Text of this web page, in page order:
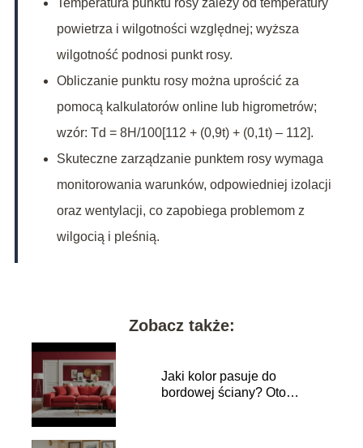
Temperatura punktu rosy zależy od temperatury
powietrza i wilgotności względnej; wyższa
wilgotność podnosi punkt rosy.
Obliczanie punktu rosy można uprościć za
pomocą kalkulatorów online lub higrometrów;
wzór: Td = 8H/100[112 + (0,9t) + (0,1t) – 112].
Skuteczne zarządzanie punktem rosy wymaga
monitorowania warunków, odpowiedniej izolacji
oraz wentylacji, co zapobiega problemom z
wilgocią i pleśnią.
Zobacz także:
Jaki kolor pasuje do
bordowej ściany? Oto